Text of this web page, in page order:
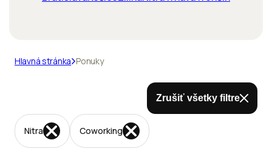
Hlavná stránka Ponuky
Zrušiť všetky filtre
Nitra Coworking